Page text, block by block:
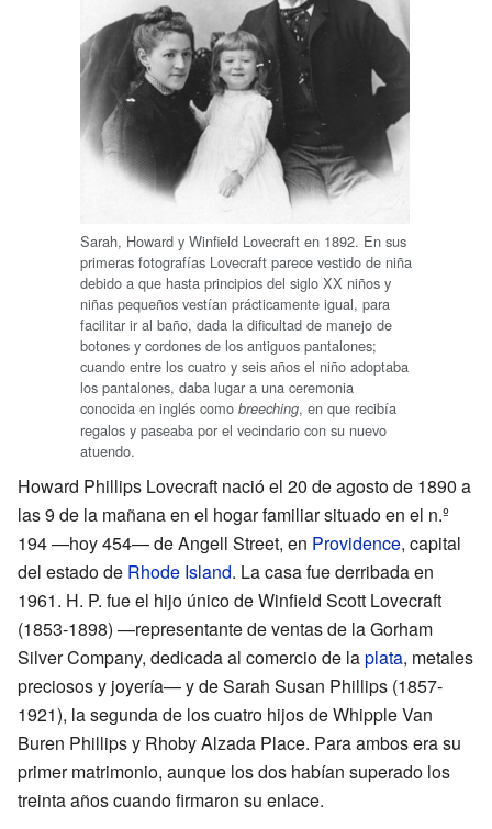
Sarah, Howard y Winfield Lovecraft en 1892. En sus
primeras fotografías Lovecraft parece vestido de niña
debido a que hasta principios del siglo XX niños y
niñas pequeños vestían prácticamente igual, para
facilitar ir al baño, dada la dificultad de manejo de
botones y cordones de los antiguos pantalones;
cuando entre los cuatro y seis años el niño adoptaba
los pantalones, daba lugar a una ceremonia
conocida en inglés como breeching, en que recibía
regalos y paseaba por el vecindario con su nuevo
atuendo.
Howard Phillips Lovecraft nació el 20 de agosto de 1890 a
las 9 de la mañana en el hogar familiar situado en el n.º
194 —hoy 454— de Angell Street, en Providence, capital
del estado de Rhode Island. La casa fue derribada en
1961. H. P. fue el hijo único de Winfield Scott Lovecraft
(1853-1898) —representante de ventas de la Gorham
Silver Company, dedicada al comercio de laplata, metales
preciosos y joyería— y de Sarah Susan Phillips (1857-
1921), la segunda de los cuatro hijos de Whipple Van
Buren Phillips y Rhoby Alzada Place. Para ambos era su
primer matrimonio, aunque los dos habían superado los
treinta años cuando firmaron su enlace.